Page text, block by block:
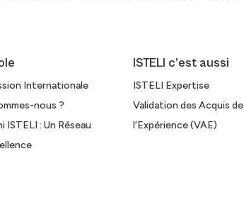
Internationale
nous ?
ISTELI : Un Réseau
ISTELI c’est aussi
ISTELI Expertise
Validation des Acquis de
l’Expérience (VAE)